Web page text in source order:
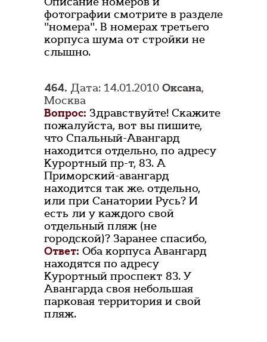
фотографии смотрите в разделе
"номера". В номерах третьего
корпуса шума от стройки не
слышно.
464. Дата: 14.01.2010 Оксана,
Москва
Вопрос: Здравствуйте! Скажите
пожалуйста, вот вы пишите,
что Спальный-Авангард
находится отдельно, по адресу
Курортный пр-т, 83. А
Приморский-авангард
находится так же. отдельно,
или при Санатории Русь? И
есть ли у каждого свой
отдельный пляж (не
городской)? Заранее спасибо,
Ответ: Оба корпуса Авангард
находятся по адресу
Курортный проспект 83. У
Авангарда своя небольшая
парковая территория и свой
пляж.